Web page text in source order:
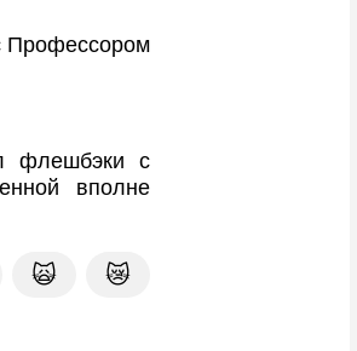
Профессором
флешбэки с
вполне
🙀 😿